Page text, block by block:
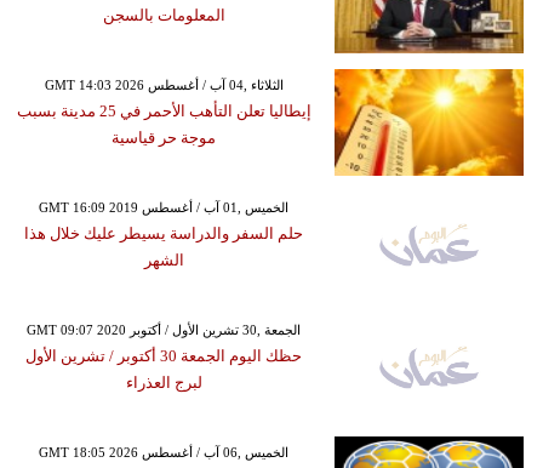
المعلومات بالسجن
GMT 14:03 2026 الثلاثاء ,04 آب / أغسطس
إيطاليا تعلن التأهب الأحمر في 25 مدينة بسبب
موجة حر قياسية
GMT 16:09 2019 الخميس ,01 آب / أغسطس
حلم السفر والدراسة يسيطر عليك خلال هذا
الشهر
GMT 09:07 2020 الجمعة ,30 تشرين الأول / أكتوبر
حظك اليوم الجمعة 30 أكتوبر / تشرين الأول
لبرج العذراء
GMT 18:05 2026 الخميس ,06 آب / أغسطس